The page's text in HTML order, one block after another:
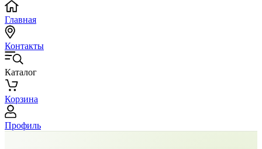
Главная
Контакты
Каталог
Корзина
Профиль